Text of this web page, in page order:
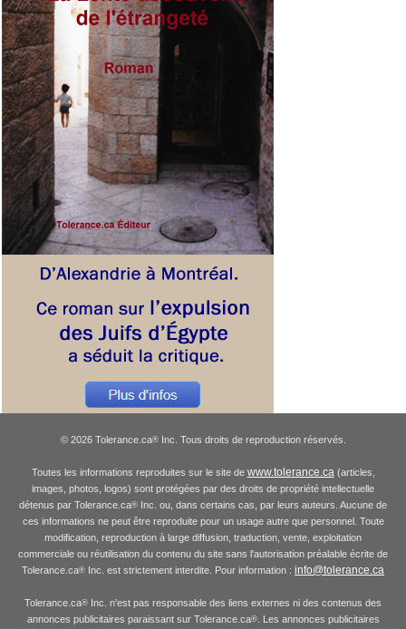
© 2026 Tolerance.ca®Inc. Tous droits de reproduction réservés.
Toutes les informations reproduites sur le site de www.tolerance.ca(articles,
images, photos, logos) sont protégées par des droits de propriété intellectuelle
détenus par Tolerance.ca® Inc. ou, dans certains cas, par leurs auteurs. Aucune de
ces informations ne peut être reproduite pour un usage autre que personnel. Toute
modification, reproduction à large diffusion, traduction, vente, exploitation
commerciale ou réutilisation du contenu du site sans l'autorisation préalable écrite de
Tolerance.ca® Inc. est strictement interdite. Pour information : info@tolerance.ca
Tolerance.ca® Inc. n'est pas responsable des liens externes ni des contenus des
annonces publicitaires paraissant sur Tolerance.ca®. Les annonces publicitaires